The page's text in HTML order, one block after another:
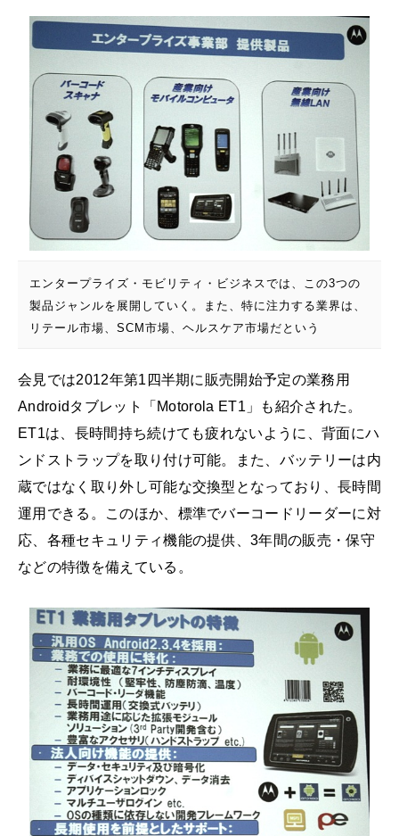
エンタープライズ・モビリティ・ビジネスでは、この3つの
製品ジャンルを展開していく。また、特に注力する業界は、
リテール市場、SCM市場、ヘルスケア市場だという
会見では2012年第1四半期に販売開始予定の業務用
Androidタブレット「Motorola ET1」も紹介された。
ET1は、長時間持ち続けても疲れないように、背面にハ
ンドストラップを取り付け可能。また、バッテリーは内
蔵ではなく取り外し可能な交換型となっており、長時間
運用できる。このほか、標準でバーコードリーダーに対
応、各種セキュリティ機能の提供、3年間の販売・保守
などの特徴を備えている。